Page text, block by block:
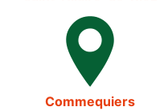
Commequiers